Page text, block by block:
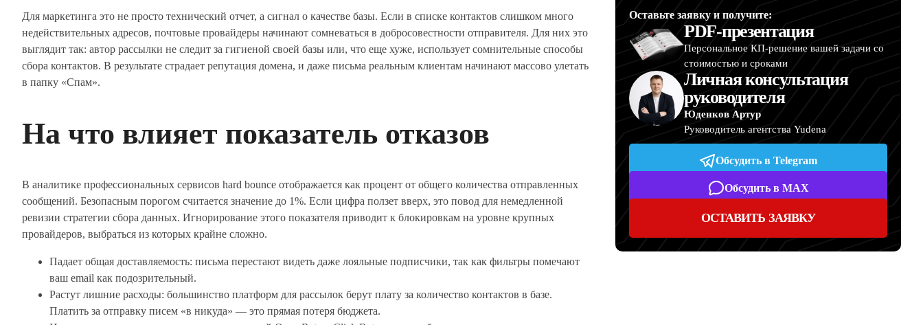
Для маркетинга это не просто технический отчет, а сигнал о качестве базы. Если в списке контактов слишком много
недействительных адресов, почтовые провайдеры начинают сомневаться в добросовестности отправителя. Для них это
выглядит так: автор рассылки не следит за гигиеной своей базы или, что еще хуже, использует сомнительные способы
сбора контактов. В результате страдает репутация домена, и даже письма реальным клиентам начинают массово улетать
в папку «Спам».
На что влияет показатель отказов
В аналитике профессиональных сервисов hard bounce отображается как процент от общего количества отправленных
сообщений. Безопасным порогом считается значение до 1%. Если цифра ползет вверх, это повод для немедленной
ревизии стратегии сбора данных. Игнорирование этого показателя приводит к блокировкам на уровне крупных
провайдеров, выбраться из которых крайне сложно.
Падает общая доставляемость: письма перестают видеть даже лояльные подписчики, так как фильтры помечают
ваш email как подозрительный.
Растут лишние расходы: большинство платформ для рассылок берут плату за количество контактов в базе.
Платить за отправку писем «в никуда» — это прямая потеря бюджета.
Оставьте заявку и получите:
PDF-презентация
Персональное КП-решение вашей задачи со
стоимостью и сроками
Личная консультация
руководителя
Юденков Артур
Руководитель агентства Yudena
Обсудить в Telegram
Обсудить в MAX
ОСТАВИТЬ ЗАЯВКУ